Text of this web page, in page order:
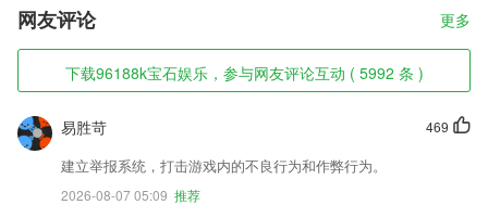
网友评论 更多
下载96188k宝石娱乐，参与网友评论互动 ( 5992 条 )
469
易胜苛
建立举报系统，打击游戏内的不良行为和作弊行为。
2026-08-07 05:09 推荐